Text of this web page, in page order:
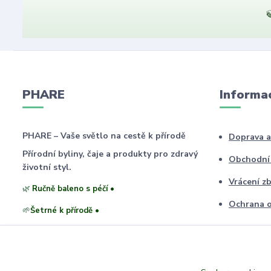
PHARE
PHARE – Vaše světlo na cestě k přírodě
Přírodní byliny, čaje a produkty pro zdravý
životní styl.
🌿 Ručně baleno s péčí •
🌱Šetrné k přírodě •
Doprava
Vrácení
Ochrana